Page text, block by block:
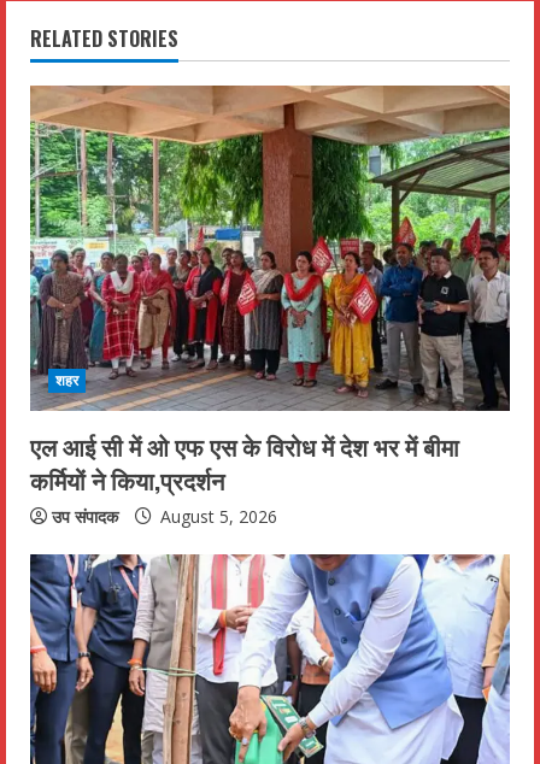
i
n
u
e
R
e
a
d
i
n
g
RELATED STORIES
शहर
एल आई सी में ओ एफ एस के विरोध में देश भर में बीमा
कर्मियों ने किया,प्रदर्शन
उप संपादक August 5, 2026